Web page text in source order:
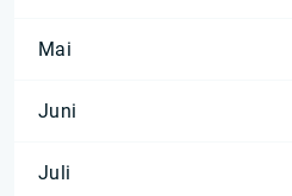
Mai
Juni
Juli